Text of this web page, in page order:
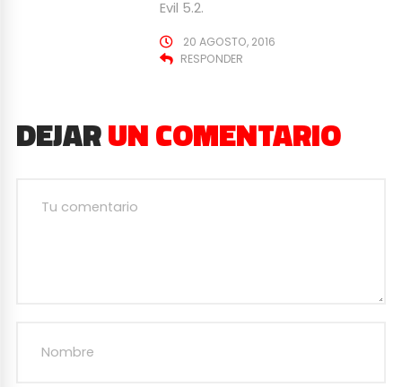
Evil 5.2.
20 AGOSTO, 2016
RESPONDER
DEJARUN COMENTARIO